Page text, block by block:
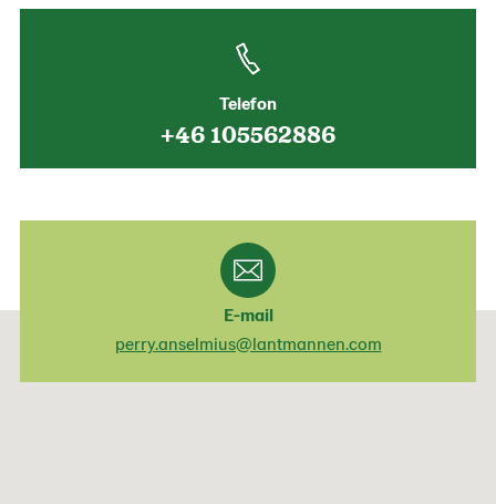
Telefon
+46 105562886
E-mail
perry.anselmius@lantmannen.com